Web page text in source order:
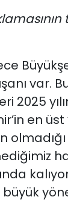
var.
2025
en